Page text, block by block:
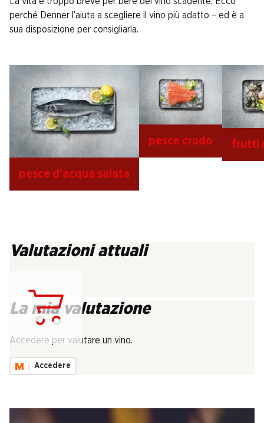
perché Denner l’aiuta a scegliere il vino più adatto – ed è a
sua disposizione per consigliarla.
pesce d’acqua salata
pesce crudo frutti
Valutazioni attuali
La mia valutazione
Accedere per valutare un vino.
Accedere